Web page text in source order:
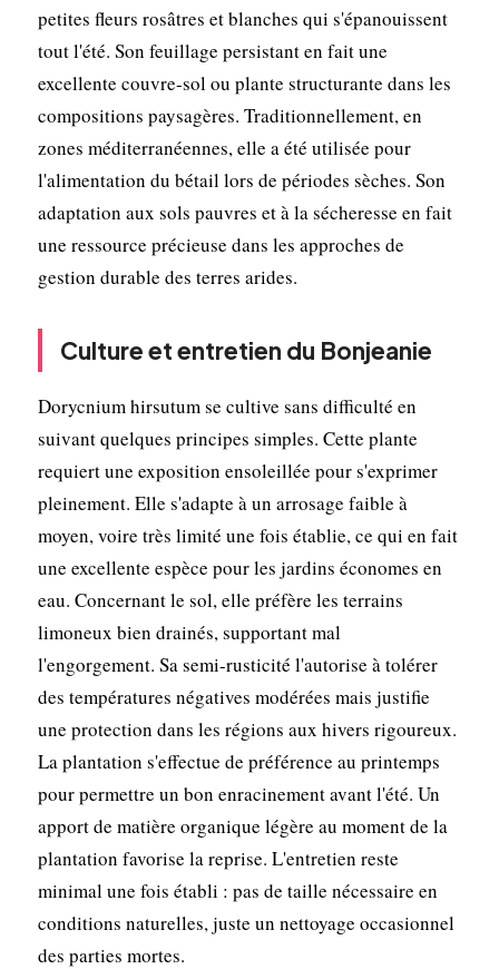
petites fleurs rosâtres et blanches qui s'épanouissent
tout l'été. Son feuillage persistant en fait une
excellente couvre-sol ou plante structurante dans les
compositions paysagères. Traditionnellement, en
zones méditerranéennes, elle a été utilisée pour
l'alimentation du bétail lors de périodes sèches. Son
adaptation aux sols pauvres et à la sécheresse en fait
une ressource précieuse dans les approches de
gestion durable des terres arides.
Culture et entretien du Bonjeanie
Dorycnium hirsutum se cultive sans difficulté en
suivant quelques principes simples. Cette plante
requiert une exposition ensoleillée pour s'exprimer
pleinement. Elle s'adapte à un arrosage faible à
moyen, voire très limité une fois établie, ce qui en fait
une excellente espèce pour les jardins économes en
eau. Concernant le sol, elle préfère les terrains
limoneux bien drainés, supportant mal
l'engorgement. Sa semi-rusticité l'autorise à tolérer
des températures négatives modérées mais justifie
une protection dans les régions aux hivers rigoureux.
La plantation s'effectue de préférence au printemps
pour permettre un bon enracinement avant l'été. Un
apport de matière organique légère au moment de la
plantation favorise la reprise. L'entretien reste
minimal une fois établi : pas de taille nécessaire en
conditions naturelles, juste un nettoyage occasionnel
des parties mortes.